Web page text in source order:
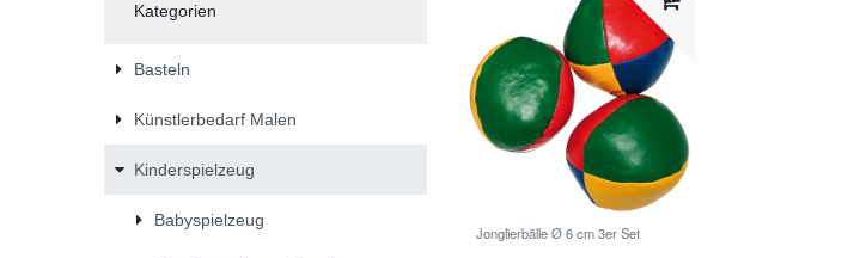
Kategorien
Basteln
Künstlerbedarf Malen
Kinderspielzeug
Babyspielzeug
Jonglierbälle Ø 6 cm 3er Set